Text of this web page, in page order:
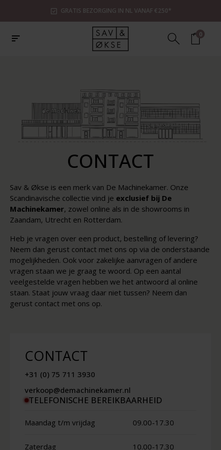
GRATIS BEZORGING IN NL VANAF €250*
0
CONTACT
Sav & Økse is een merk van De Machinekamer. Onze
Scandinavische collectie vind je exclusief bij De
Machinekamer, zowel online als in de showrooms in
Zaandam, Utrecht en Rotterdam.
Heb je vragen over een product, bestelling of levering?
Neem dan gerust contact met ons op via de onderstaande
mogelijkheden. Ook voor zakelijke aanvragen of andere
vragen staan we je graag te woord. Op een aantal
veelgestelde vragen hebben we het antwoord al online
staan. Staat jouw vraag daar niet tussen? Neem dan
gerust contact met ons op.
CONTACT
+31 (0) 75 711 3930
verkoop@demachinekamer.nl
TELEFONISCHE BEREIKBAARHEID
Maandag t/m vrijdag 09.00-17.30
Zaterdag 10.00-17.30